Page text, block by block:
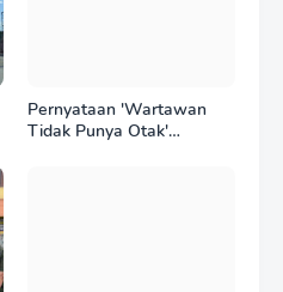
Pernyataan 'Wartawan
Tidak Punya Otak'